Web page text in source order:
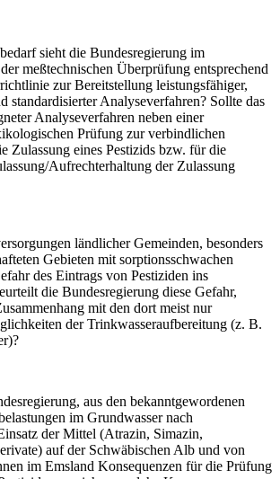
sieht die Bundesregierung im
meßtechnischen Überprüfung entsprechend
zur Bereitstellung leistungsfähiger,
standardisierter Analyseverfahren? Sollte das
Analyseverfahren neben einer
Prüfung zur verbindlichen
Zulassung eines Pestizids bzw. für die
Aufrechterhaltung der Zulassung
ländlicher Gemeinden, besonders
Gebieten mit sorptionsschwachen
des Eintrags von Pestiziden ins
die Bundesregierung diese Gefahr,
mit den dort meist nur
der Trinkwasseraufbereitung (z. B.
aus den bekanntgewordenen
im Grundwasser nach
der Mittel (Atrazin, Simazin,
auf der Schwäbischen Alb und von
im Emsland Konsequenzen für die Prüfung